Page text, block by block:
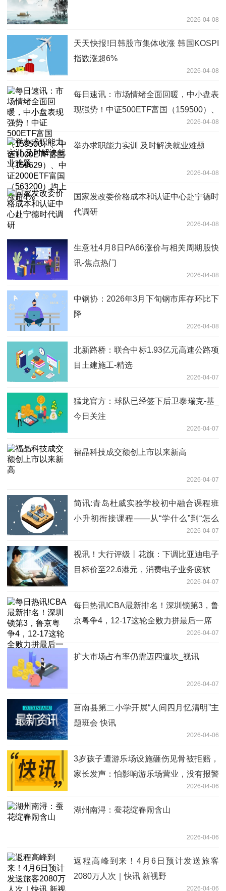
2026-04-08
天天快报!日韩股市集体收涨 韩国KOSPI
指数涨超6%
2026-04-08
每日速讯：市场情绪全面回暖，中小盘表
现强势！中证500ETF富国（159500）、
中证1000ETF富国（159629）、中证
2000ETF富国（563200）均上涨超4%
2026-04-08
举办求职能力实训 及时解决就业难题
2026-04-08
国家发改委价格成本和认证中心赴宁德时
代调研
2026-04-08
生意社4月8日PA66涨价与相关周期股快
讯-焦点热门
2026-04-08
中钢协：2026年3月下旬钢市库存环比下
降
2026-04-08
北新路桥：联合中标1.93亿元高速公路项
目土建施工-精选
2026-04-07
猛龙官方：球队已经签下后卫泰瑞克-基_
今日关注
2026-04-07
福晶科技成交额创上市以来新高
2026-04-07
简讯:青岛杜威实验学校初中融合课程班
小升初衔接课程——从“学什么”到“怎么
2026-04-07
视讯！大行评级丨花旗：下调比亚迪电子
目标价至22.6港元，消费电子业务疲软
2026-04-07
每日热讯!CBA最新排名！深圳锁第3，鲁
京粤争4，12-17这轮全败力拼最后一席
2026-04-07
扩大市场占有率仍需迈四道坎_视讯
2026-04-07
莒南县第二小学开展“人间四月忆清明”主
题班会 快讯
2026-04-06
3岁孩子遭游乐场设施砸伤见骨被拒赔，
家长发声：怕影响游乐场营业，没有报警
2026-04-06
湖州南浔：蚕花绽春闹含山
2026-04-06
返程高峰到来！4月6日预计发送旅客
2080万人次｜快讯 新视野
2026-04-06